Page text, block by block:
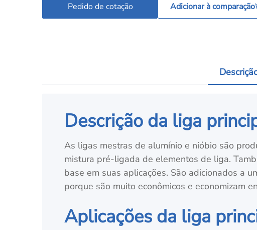
Pedido de cotação Adicionar à comparação
Descrição da liga
As ligas mestras de alumínio e nióbio são
mistura pré-ligada de elementos de liga.
base em suas aplicações. São adicionados a
porque são muito econômicos e economizam
Aplicações da liga